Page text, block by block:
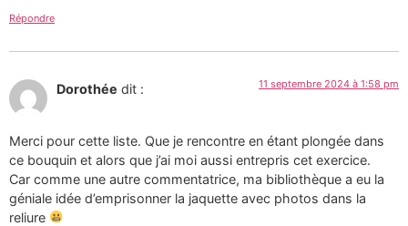
Répondre
Dorothée dit : 11 septembre 2024 à 1:58 pm
Merci pour cette liste. Que je rencontre en étant plongée dans
ce bouquin et alors que j’ai moi aussi entrepris cet exercice.
Car comme une autre commentatrice, ma bibliothèque a eu la
géniale idée d’emprisonner la jaquette avec photos dans la
reliure